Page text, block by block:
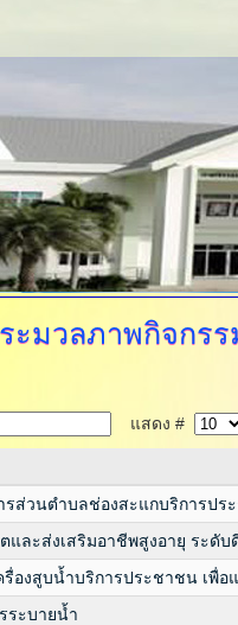
ะมวลภาพกิจกรร
แสดง #
รส่วนตำบลช่องสะแกบริการปร
ะส่งเสริมอาชีพสูงอายุ ระดับ
องสูบน้ำบริการประชาชน เพื่
ระบายน้ำ